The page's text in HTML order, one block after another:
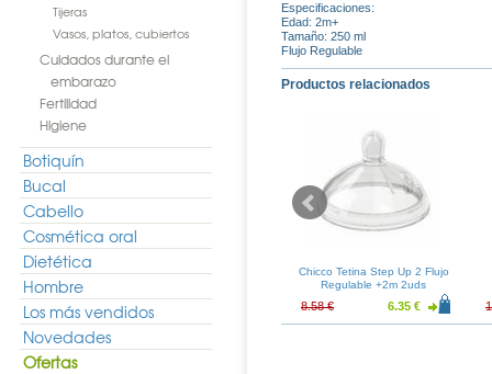
Tijeras
Vasos, platos, cubiertos
Cuidados durante el
embarazo
Fertilidad
Higiene
Botiquín
Bucal
Cabello
Cosmética oral
Dietética
Hombre
Los más vendidos
Novedades
Ofertas
Especificaciones:
Edad: 2m+
Tamaño: 250 ml
Flujo Regulable
Productos relacionados
+4m
Silicona 2uds
6.75 €
Chicco Tetina Fisiologica +0m
5.61 €
Chicco Tetina Step Up 2 Flujo
Regulable +2m 2uds
8.58 € 6.35 €